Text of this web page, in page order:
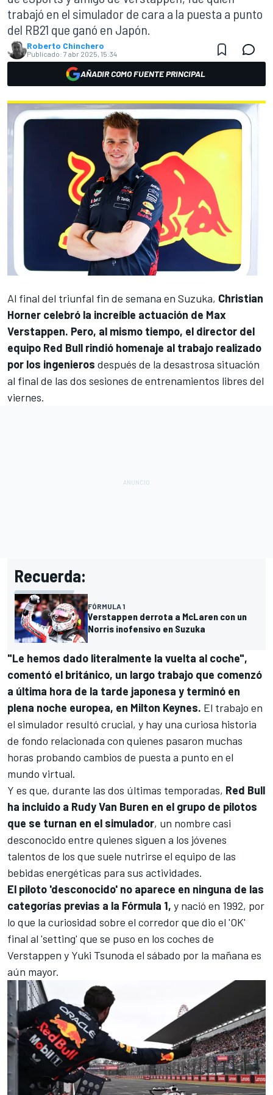
trabajó en el simulador de cara a la puesta a punto
del RB21 que ganó en Japón.
Roberto Chinchero
Publicado: 7 abr 2025, 15:34
AÑADIR COMO FUENTE PRINCIPAL
Al final del triunfal fin de semana en Suzuka, Christian
Horner celebró la increíble actuación de Max
Verstappen. Pero, al mismo tiempo, el director del
equipo Red Bull rindió homenaje al trabajo realizado
por los ingenieros después de la desastrosa situación
al final de las dos sesiones de entrenamientos libres del
viernes.
Recuerda:
FÓRMULA 1
Verstappen derrota a McLaren con un
Norris inofensivo en Suzuka
"Le hemos dado literalmente la vuelta al coche",
comentó el británico, un largo trabajo que comenzó
a última hora de la tarde japonesa y terminó en
plena noche europea, en Milton Keynes. El trabajo en
el simulador resultó crucial, y hay una curiosa historia
de fondo relacionada con quienes pasaron muchas
horas probando cambios de puesta a punto en el
mundo virtual.
Y es que, durante las dos últimas temporadas, Red Bull
ha incluido a Rudy Van Buren en el grupo de pilotos
que se turnan en el simulador, un nombre casi
desconocido entre quienes siguen a los jóvenes
talentos de los que suele nutrirse el equipo de las
bebidas energéticas para sus actividades.
El piloto 'desconocido' no aparece en ninguna de las
categorías previas a la Fórmula 1, y nació en 1992, por
lo que la curiosidad sobre el corredor que dio el 'OK'
final al 'setting' que se puso en los coches de
Verstappen y Yuki Tsunoda el sábado por la mañana es
aún mayor.